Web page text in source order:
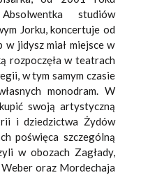
studiów
Jorku, koncertuje od
jidysz miał miejsce w
rozpoczęła w teatrach
w tym samym czasie
monodram. W
swoją artystyczną
i dziedzictwa Żydów
poświęca szczególną
w obozach Zagłady,
oraz Mordechaja